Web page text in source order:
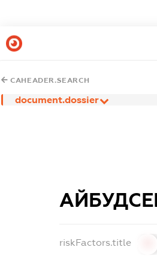
CAHEADER.SEARCH
document.dossier
riskFactors.title